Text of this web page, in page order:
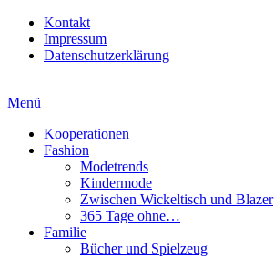
Kontakt
Impressum
Datenschutzerklärung
Menü
Kooperationen
Fashion
Modetrends
Kindermode
Zwischen Wickeltisch und Blazer
365 Tage ohne…
Familie
Bücher und Spielzeug